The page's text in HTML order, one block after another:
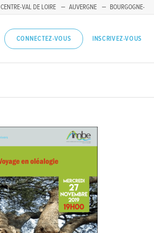
CENTRE-VAL DE LOIRE AUVERGNE
BOURGOGNE-
CONNECTEZ-VOUS INSCRIVEZ-VOUS